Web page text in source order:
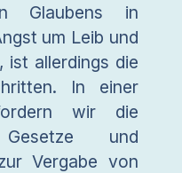
Glaubens in
um Leib und
ist allerdings die
In einer
wir die
und
Vergabe von